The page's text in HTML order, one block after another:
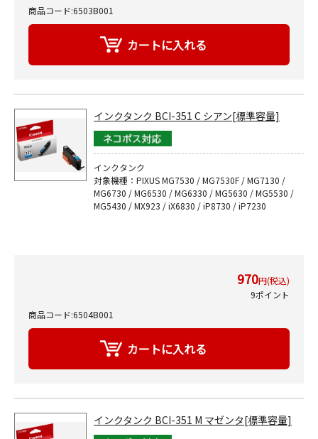
商品コード:6503B001
インクタンク BCI-351 C シアン[標準容量]
インクタンク
対象機種：PIXUS MG7530 / MG7530F / MG7130 /
MG6730 / MG6530 / MG6330 / MG5630 / MG5530 /
MG5430 / MX923 / iX6830 / iP8730 / iP7230
970円(税込)
9ポイント
商品コード:6504B001
インクタンク BCI-351 M マゼンタ[標準容量]